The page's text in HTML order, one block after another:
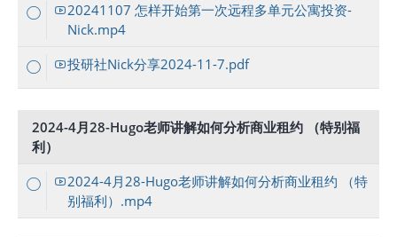
20241107 怎样开始第一次远程多单元公寓投资-
Nick.mp4
投研社Nick分享2024-11-7.pdf
2024-4月28-Hugo老师讲解如何分析商业租约 （特别福
利）
2024-4月28-Hugo老师讲解如何分析商业租约 （特
别福利）.mp4